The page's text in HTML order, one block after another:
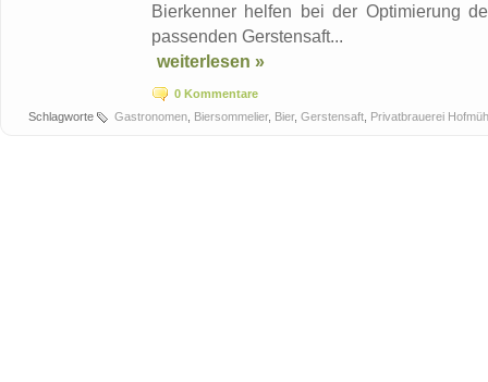
Bierkenner helfen bei der Optimierung
passenden Gerstensaft...
weiterlesen »
0 Kommentare
Schlagworte
Gastronomen Biersommelier, Bier, Gerstensaft Privatbrauerei